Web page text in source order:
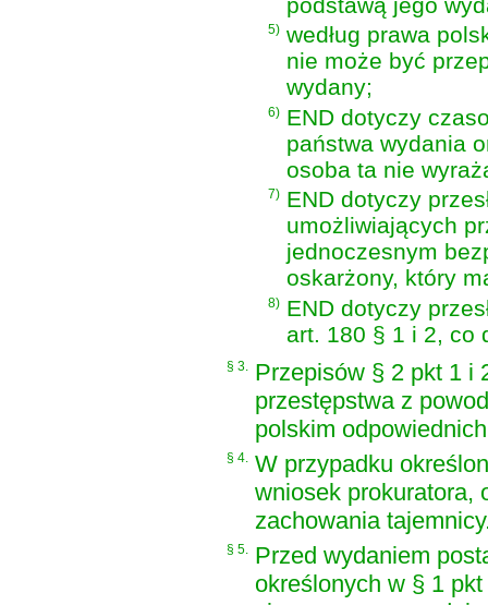
5) według prawa
nie może być
wydany;
6) END dotyczy
państwa wydania
osoba ta nie
7) END dotyczy
umożliwiających
jednoczesnym
oskarżony, który
8) END dotyczy
art. 180 § 1 i 2, co
§ 3.
Przepisów § 2 pkt 1 i
przestępstwa z
polskim
§ 4.
W przypadku
wniosek prokuratora,
zachowania
§ 5.
Przed wydaniem
określonych w § 1